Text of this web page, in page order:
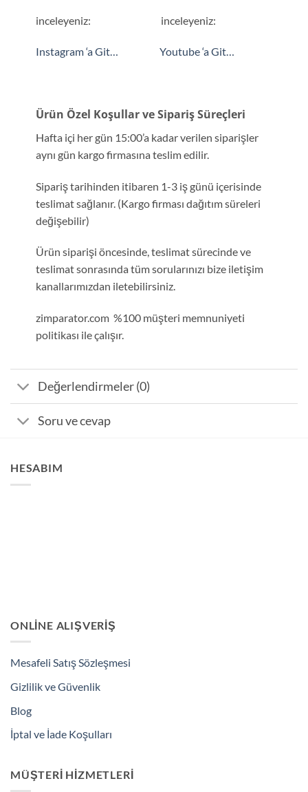
inceleyeniz: inceleyeniz:
Instagram ‘a Git… Youtube ‘a Git…
Ürün Özel Koşullar ve Sipariş Süreçleri
Hafta içi her gün 15:00’a kadar verilen siparişler
aynı gün kargo firmasına teslim edilir.
Sipariş tarihinden itibaren 1-3 iş günü içerisinde
teslimat sağlanır. (Kargo firması dağıtım süreleri
değişebilir)
Ürün siparişi öncesinde, teslimat sürecinde ve
teslimat sonrasında tüm sorularınızı bize iletişim
kanallarımızdan iletebilirsiniz.
zimparator.com %100 müşteri memnuniyeti
politikası ile çalışır.
Değerlendirmeler (0)
Soru ve cevap
HESABIM
ONLINE ALIŞVERIŞ
Mesafeli Satış Sözleşmesi
Gizlilik ve Güvenlik
Blog
İptal ve İade Koşulları
MÜŞTERI HIZMETLERI